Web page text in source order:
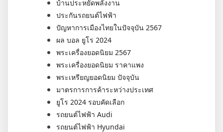
บ้านประหยัดพลังงาน
ประกันรถยนต์ไฟฟ้า
ปัญหาการเมืองไทยในปัจจุบัน 2567
ผล บอล ยูโร 2024
พระเครื่องยอดนิยม 2567
พระเครื่องยอดนิยม ราคาแพง
พระเหรียญยอดนิยม ปัจจุบัน
มาตรการการค้าระหว่างประเทศ
ยูโร 2024 รอบคัดเลือก
รถยนต์ไฟฟ้า Audi
รถยนต์ไฟฟ้า Hyundai